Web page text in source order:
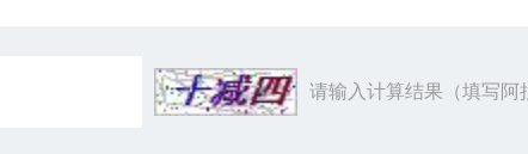
请输入计算结果（填写阿